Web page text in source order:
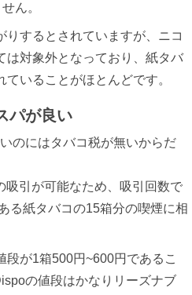
ん。
するとされていますが、ニコ
は対象外となっており、紙タバ
いることがほとんどです。
パが良い
のにはタバコ税が無いからだ
吸引が可能なため、吸引回数で
る紙タバコの15箱分の喫煙に相
段が1箱500円~600円であるこ
の値段はかなりリーズナブ